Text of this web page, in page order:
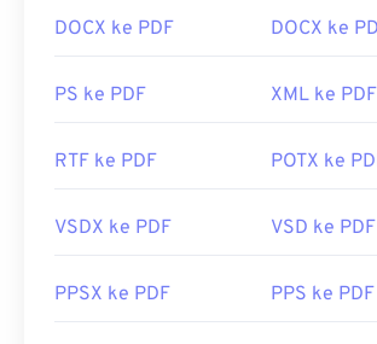
Tautan yang berguna:
https://acrobat.adobe.com/us/en/
DOCX ke PDF DOCX ke
PS ke PDF XML ke PDF
RTF ke PDF POTX ke
VSDX ke PDF VSD ke PDF
PPSX ke PDF PPS ke PDF